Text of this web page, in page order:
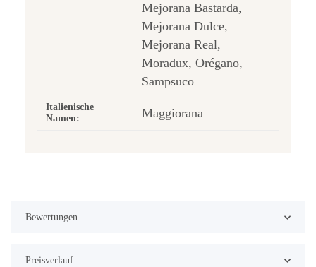
Mejorana Bastarda,
Mejorana Dulce,
Mejorana Real,
Moradux, Orégano,
Sampsuco
Italienische
Namen:
Maggiorana
Bewertungen
Preisverlauf